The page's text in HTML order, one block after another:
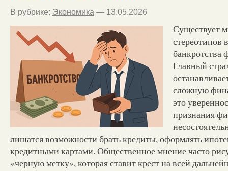
В рубрике: Экономика — 13.05.2026
Существует
стереотипов
банкротства
Главный
сложную
это
признания
лишатся возможности брать кредиты, оформлять
кредитными картами. Общественное мнение часто
«черную метку», которая ставит крест на всей